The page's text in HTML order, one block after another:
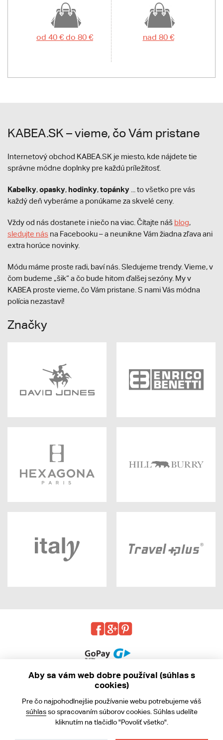
od 40 € do 80 € nad 80 €
KABEA.SK – vieme, čo Vám pristane
Internetový obchod KABEA.SK je miesto, kde nájdete tie
správne módne doplnky pre každú príležitosť.
Kabelky,opasky, hodinky,topánky ... to všetko pre vás
každý deň vyberáme a ponúkame za skvelé ceny.
Vždy od nás dostanete i niečo na viac. Čítajte náš blog,
sledujte nás na Facebooku – a neunikne Vám žiadna zľava ani
extra horúce novinky.
Módu máme proste radi, baví nás. Sledujeme trendy. Vieme, v
čom budeme „šik“ a čo bude hitom ďalšej sezóny. My v
KABEA proste vieme, čo Vám pristane. S nami Vás módna
polícia nezastaví!
Značky
Obchodné podmienky
Ochrana osobných údajov
Aby sa vám web dobre používal (súhlas s
cookies)
Pre čo najpohodlnejšie používanie webu potrebujeme váš
súhlasso spracovaním súborov cookies. Súhlas udelíte
kliknutím na tlačidlo "Povoliť všetko".